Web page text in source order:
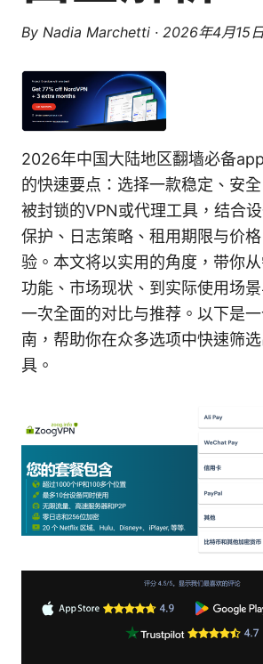
By Nadia Marchetti · 2026年4月15
2026年中国大陆地区翻墙必备
的快速要点：选择一款稳定、安
被封锁的VPN或代理工具，结合
保护、日志策略、租用期限与价
验。本文将以实用的角度，带你
功能、市场现状、到实际使用场
一次全面的对比与推荐。以下是
南，帮助你在众多选项中快速筛
具。